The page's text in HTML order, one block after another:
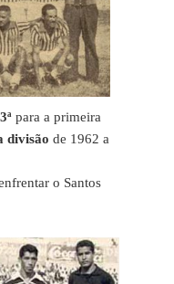
3ªpara a primeira
divisão de 1962 a
o Santos